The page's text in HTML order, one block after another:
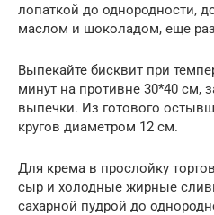
лопаткой до однородности,
маслом и шоколадом, еще
Выпекайте бисквит при
минут на противне 30*40 см,
выпечки. Из готового
кругов диаметром 12 см.
Для крема в прослойку
сыр и холодные жирные
сахарной пудрой до